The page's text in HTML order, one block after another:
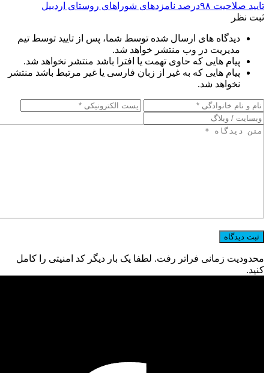
تایید صلاحیت ۹۸درصد نامزدهای شوراهای روستای اردبیل
ثبت نظر
دیدگاه های ارسال شده توسط شما، پس از تایید توسط تیم
مدیریت در وب منتشر خواهد شد.
پیام هایی که حاوی تهمت یا افترا باشد منتشر نخواهد شد.
پیام هایی که به غیر از زبان فارسی یا غیر مرتبط باشد منتشر
نخواهد شد.
محدودیت زمانی فراتر رفت. لطفا یک بار دیگر کد امنیتی را کامل
کنید.